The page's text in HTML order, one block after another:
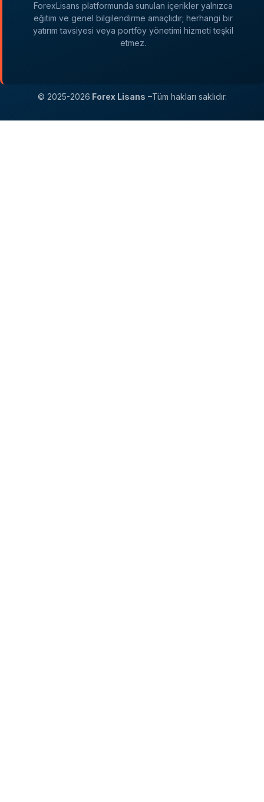
ForexLisans platformunda sunulan içerikler yalnızca
eğitim ve genel bilgilendirme amaçlıdır; herhangi bir
yatırım tavsiyesi veya portföy yönetimi hizmeti teşkil
etmez.
© 2025-2026 Forex Lisans –Tüm hakları saklıdır.